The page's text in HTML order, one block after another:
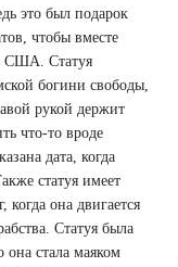
это был подарок
чтобы вместе
США. Статуя
богини свободы,
рукой держит
что-то вроде
дата, когда
статуя имеет
она двигается
Статуя была
она стала маяком